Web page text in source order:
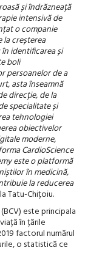
și îndrăzneață
intensivă de
o companie
creșterea
identificarea și
boli
persoanelor de a
asta înseamnă
direcție, de la
specialitate și
tehnologiei
obiectivelor
moderne,
CardioScience
este o platformă
în medicină,
la reducerea
Tatu-Chițoiu.
este principala
în țările
factorul numărul
o statistică ce